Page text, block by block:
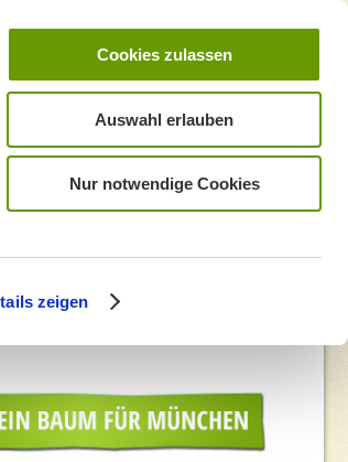
zeigen
Cookies zulassen
Auswahl erlauben
Nur notwendige Cookies